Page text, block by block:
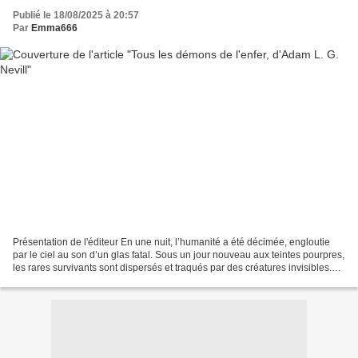
Publié le 18/08/2025 à 20:57
Par Emma666
Présentation de l'éditeur En une nuit, l’humanité a été décimée, engloutie
par le ciel au son d’un glas fatal. Sous un jour nouveau aux teintes pourpres,
les rares survivants sont dispersés et traqués par des créatures invisibles.